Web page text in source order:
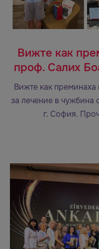
Вижте как
проф. Салих
Вижте как
за лечение в чужбина
г. София.